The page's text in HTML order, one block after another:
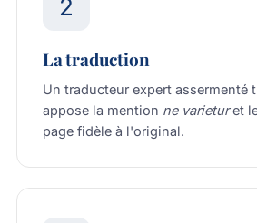
2
La traduction
Un traducteur expert assermenté
appose la mention ne varieturet
page fidèle à l'original.